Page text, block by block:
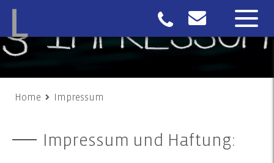
Home Impressum
Impressum und Haftung: